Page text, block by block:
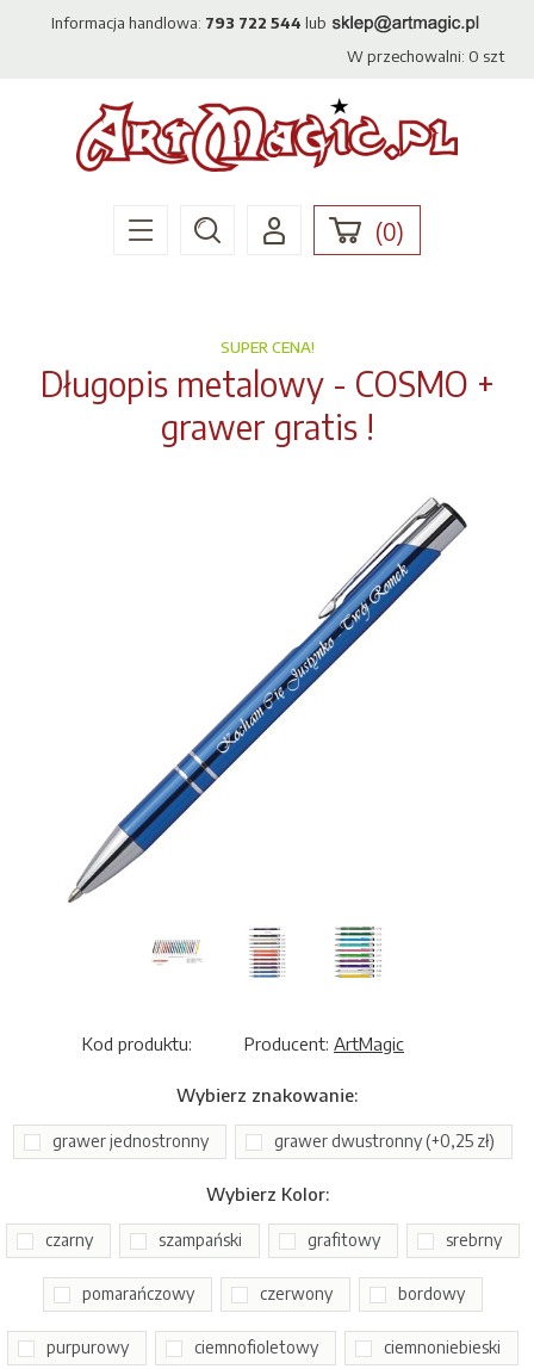
Informacja handlowa: 793 722 544 lub
W przechowalni: 0 szt
(0)
SUPER CENA!
Długopis metalowy - COSMO +
grawer gratis !
Kod produktu: Producent: ArtMagic
Wybierz znakowanie:
grawer jednostronny grawer dwustronny (+0,25 zł)
Wybierz Kolor:
czarny szampański grafitowy srebrny
pomarańczowy czerwony bordowy
purpurowy ciemnofioletowy ciemnoniebieski